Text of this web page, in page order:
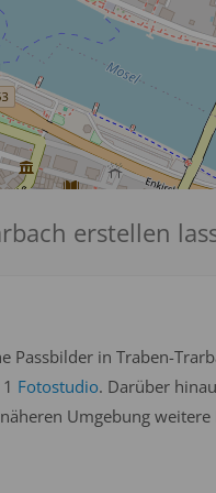
erstellen
Passbilder in Traben-
Fotostudio. Darüber
Umgebung